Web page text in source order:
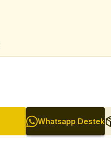
Whatsapp Destek